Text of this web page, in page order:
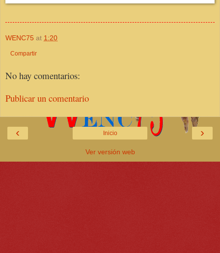
WENC75 at 1:20
Compartir
No hay comentarios:
Publicar un comentario
‹ ›
Inicio
Ver versión web